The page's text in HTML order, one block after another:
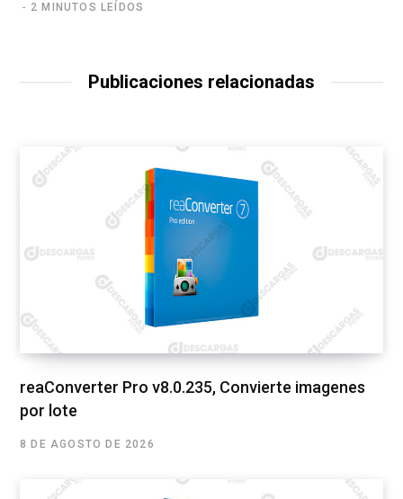
2 MINUTOS LEÍDOS
Publicaciones relacionadas
reaConverter Pro v8.0.235, Convierte imagenes
por lote
8 DE AGOSTO DE 2026